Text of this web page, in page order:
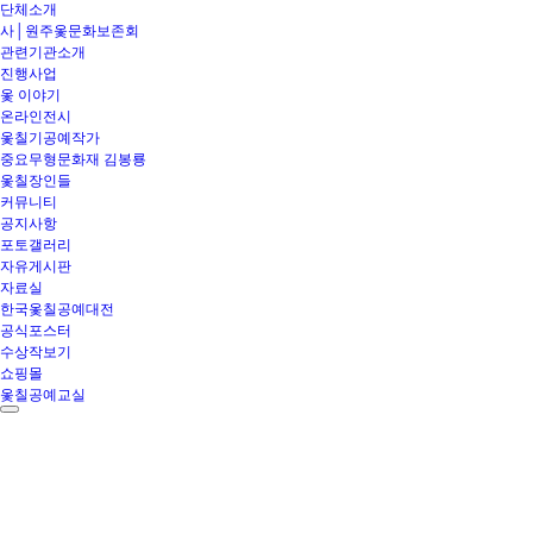
단체소개
사│원주옻문화보존회
관련기관소개
진행사업
옻 이야기
온라인전시
옻칠기공예작가
중요무형문화재 김봉룡
옻칠장인들
커뮤니티
공지사항
포토갤러리
자유게시판
자료실
한국옻칠공예대전
공식포스터
수상작보기
쇼핑몰
옻칠공예교실